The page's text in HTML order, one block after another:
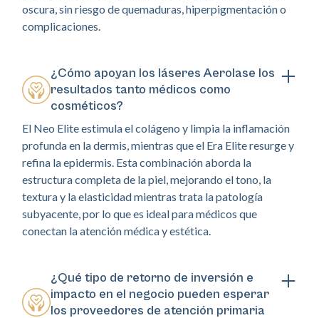
oscura, sin riesgo de quemaduras, hiperpigmentación o
complicaciones.
¿Cómo apoyan los láseres Aerolase los
resultados tanto médicos como
cosméticos?
El Neo Elite estimula el colágeno y limpia la inflamación
profunda en la dermis, mientras que el Era Elite resurge y
refina la epidermis. Esta combinación aborda la
estructura completa de la piel, mejorando el tono, la
textura y la elasticidad mientras trata la patología
subyacente, por lo que es ideal para médicos que
conectan la atención médica y estética.
¿Qué tipo de retorno de inversión e
impacto en el negocio pueden esperar
los proveedores de atención primaria